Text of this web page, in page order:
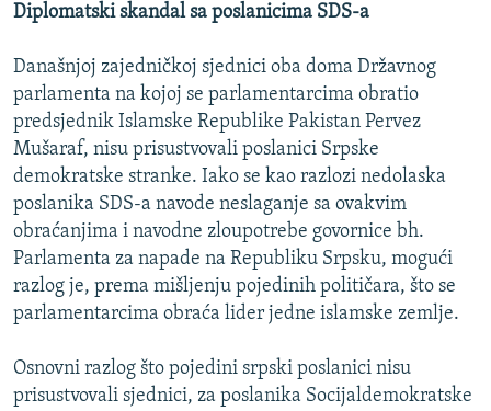
Diplomatski skandal sa poslanicima SDS-a
Današnjoj zajedničkoj sjednici oba doma Državnog
parlamenta na kojoj se parlamentarcima obratio
predsjednik Islamske Republike Pakistan Pervez
Mušaraf, nisu prisustvovali poslanici Srpske
demokratske stranke. Iako se kao razlozi nedolaska
poslanika SDS-a navode neslaganje sa ovakvim
obraćanjima i navodne zloupotrebe govornice bh.
Parlamenta za napade na Republiku Srpsku, mogući
razlog je, prema mišljenju pojedinih političara, što se
parlamentarcima obraća lider jedne islamske zemlje.
Osnovni razlog što pojedini srpski poslanici nisu
prisustvovali sjednici, za poslanika Socijaldemokratske